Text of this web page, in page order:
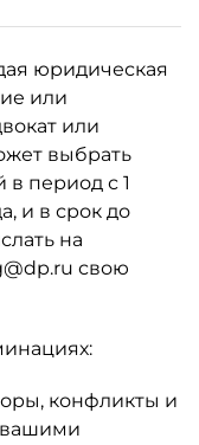
юридическая
или
или
выбрать
период с 1
и в срок до
на
свою
конфликты и